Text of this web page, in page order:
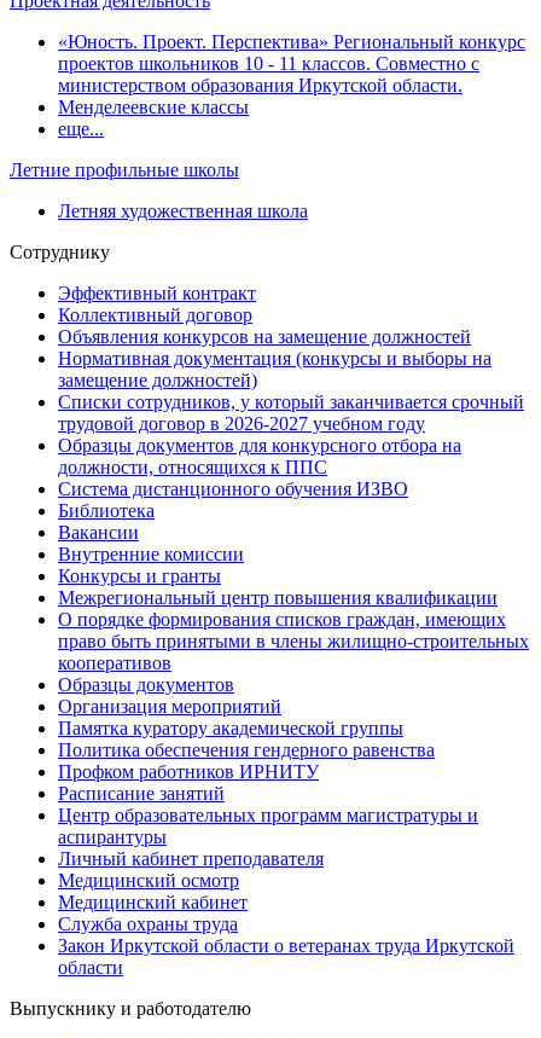
«Юность. Проект. Перспектива» Региональный конкурс
проектов школьников 10 - 11 классов. Совместно с
министерством образования Иркутской области.
Менделеевские классы
еще...
Летние профильные школы
Летняя художественная школа
Сотруднику
Эффективный контракт
Коллективный договор
Объявления конкурсов на замещение должностей
Нормативная документация (конкурсы и выборы на
замещение должностей)
Списки сотрудников, у который заканчивается срочный
трудовой договор в 2026-2027 учебном году
Образцы документов для конкурсного отбора на
должности, относящихся к ППС
Система дистанционного обучения ИЗВО
Библиотека
Вакансии
Внутренние комиссии
Конкурсы и гранты
Межрегиональный центр повышения квалификации
О порядке формирования списков граждан, имеющих
право быть принятыми в члены жилищно-строительных
кооперативов
Образцы документов
Организация мероприятий
Памятка куратору академической группы
Политика обеспечения гендерного равенства
Профком работников ИРНИТУ
Расписание занятий
Центр образовательных программ магистратуры и
аспирантуры
Личный кабинет преподавателя
Медицинский осмотр
Медицинский кабинет
Служба охраны труда
Закон Иркутской области о ветеранах труда Иркутской
области
Выпускнику и работодателю